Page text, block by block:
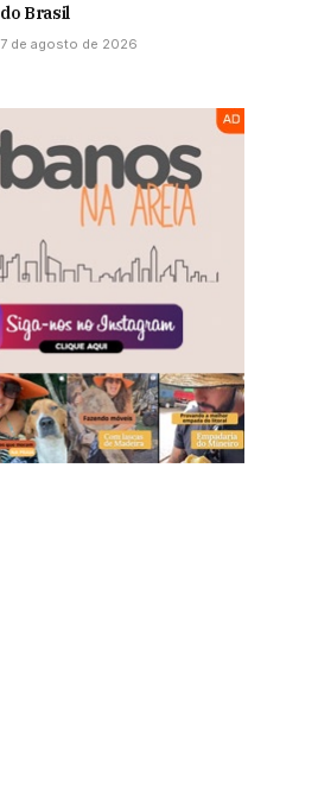
do Brasil
7 de agosto de 2026